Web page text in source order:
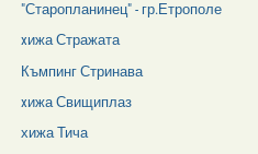
"Старопланинец" - гр.Етрополе
xижа Стражата
Къмпинг Стринава
xижа Свищиплаз
хижа Тича